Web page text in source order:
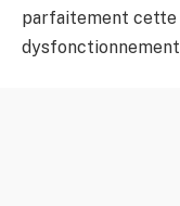
parfaitement cette